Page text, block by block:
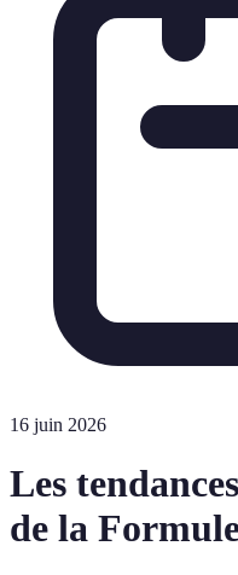
16 juin 2026
Les
de la